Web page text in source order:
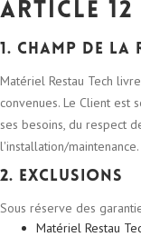
Article 12
1. Champ de
Matériel Restau Tech
convenues. Le Client est
ses besoins, du respect
l'installation/maintenance.
2. Exclusions
Sous réserve des
Matériel Restau